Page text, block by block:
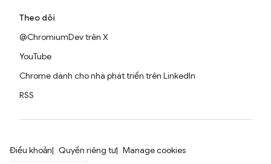
Theo dõi
@ChromiumDev trên X
YouTube
Chrome dành cho nhà phát triển trên LinkedIn
RSS
Điều khoản Quyền riêng tư Manage cookies